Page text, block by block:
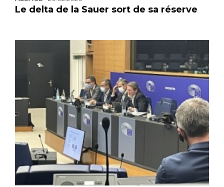
Le delta de la Sauer sort de sa réserve